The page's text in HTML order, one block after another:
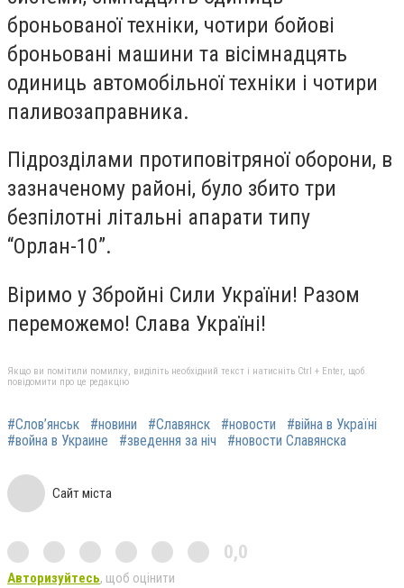
броньованої техніки, чотири бойові
броньовані машини та вісімнадцять
одиниць автомобільної техніки і чотири
паливозаправника.
Підрозділами протиповітряної оборони, в
зазначеному районі, було збито три
безпілотні літальні апарати типу
“Орлан-10”.
Віримо у Збройні Сили України! Разом
переможемо! Слава Україні!
Якщо ви помітили помилку, виділіть необхідний текст і натисніть Ctrl + Enter, щоб
повідомити про це редакцію
#Слов’янськ #новини #Славянск #новости
#війна в Україні
#война в Украине
#зведення за ніч #новости Славянска
Сайт міста
0,0
Авторизуйтесь, щоб оцінити